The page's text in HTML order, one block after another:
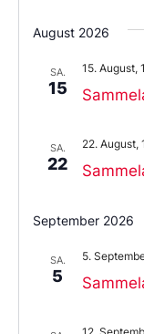
Sie
das
aus.
August 2026
SA.
15
15. August,
SA.
22
22. August,
September 2026
SA.
5
5.